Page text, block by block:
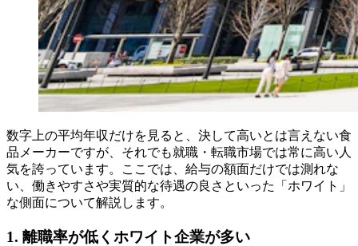
数字上の平均年収だけを見ると、決して高いとは言えない食
品メーカーですが、それでも就職・転職市場では常に高い人
気を誇っています。ここでは、給与の額面だけでは測れな
い、働きやすさや実質的な待遇の良さといった「ホワイト」
な側面について解説します。
1. 離職率が低くホワイト企業が多い